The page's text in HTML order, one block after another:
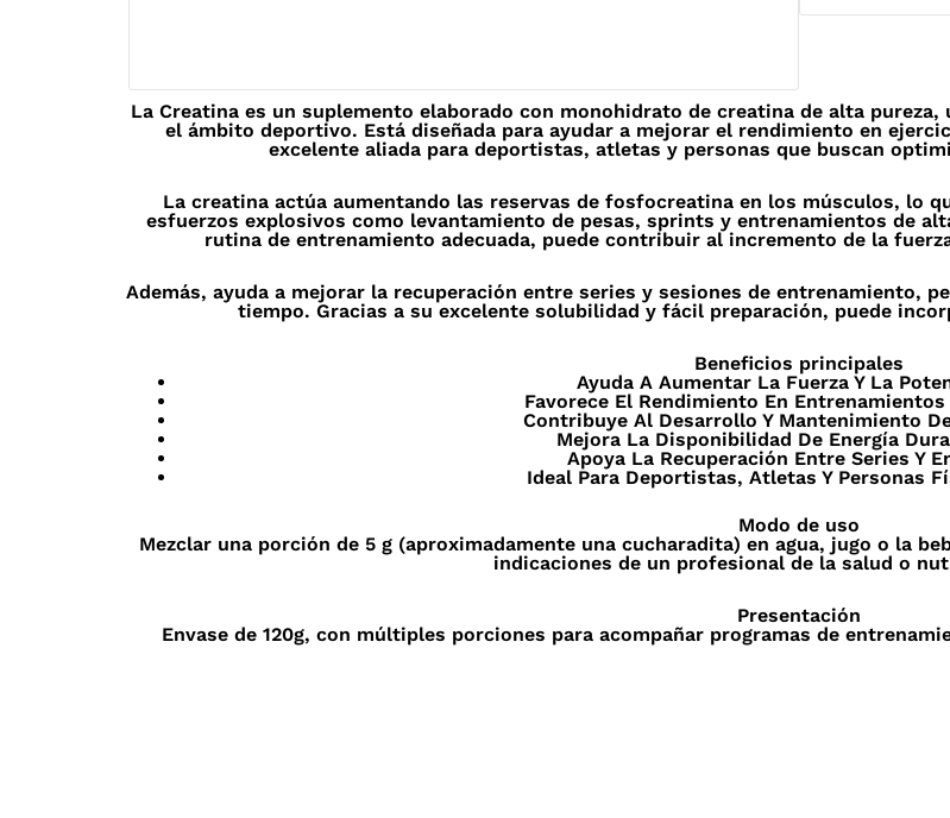
120g-
La Creatina es un suplemento elaborado con monohidrato de creatina de alta
el ámbito deportivo. Está diseñada para ayudar a mejorar el rendimiento en
excelente aliada para deportistas, atletas y personas que buscan
La creatina actúa aumentando las reservas de fosfocreatina en los músculos, lo
esfuerzos explosivos como levantamiento de pesas, sprints y entrenamientos de
rutina de entrenamiento adecuada, puede contribuir al incremento de la
Además, ayuda a mejorar la recuperación entre series y sesiones de entrenamiento,
tiempo. Gracias a su excelente solubilidad y fácil preparación, puede
Beneficios principales
Ayuda A Aumentar La Fuerza Y La
Favorece El Rendimiento En
Contribuye Al Desarrollo Y Mantenimiento
Mejora La Disponibilidad De Energía
Apoya La Recuperación Entre Series Y
Ideal Para Deportistas, Atletas Y Personas
Modo de uso
Mezclar una porción de 5 g (aproximadamente una cucharadita) en agua, jugo o la
indicaciones de un profesional de la salud o
Presentación
Envase de 120g, con múltiples porciones para acompañar programas de